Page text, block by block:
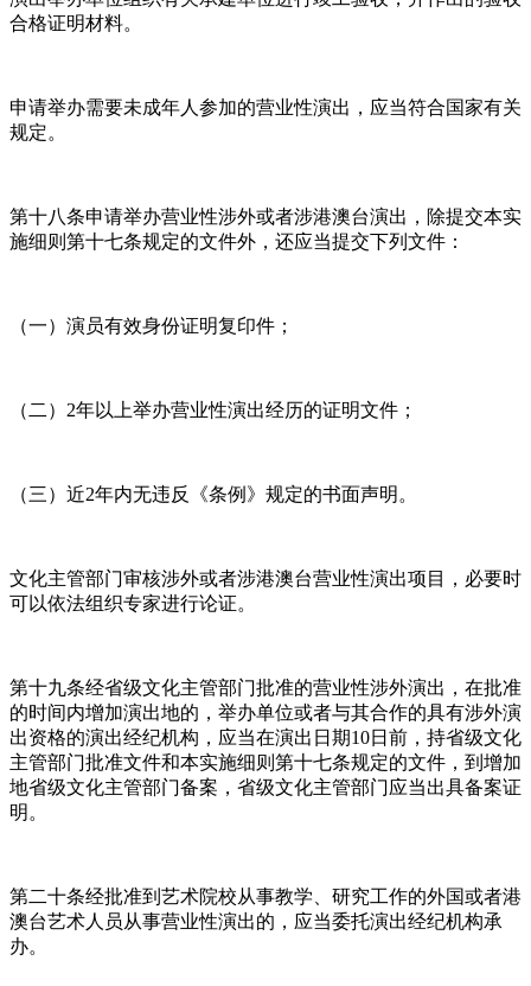
合格证明材料。
申请举办需要未成年人参加的营业性演出，应当符合国家有关
规定。
第十八条申请举办营业性涉外或者涉港澳台演出，除提交本实
施细则第十七条规定的文件外，还应当提交下列文件：
（一）演员有效身份证明复印件；
（二）2年以上举办营业性演出经历的证明文件；
（三）近2年内无违反《条例》规定的书面声明。
文化主管部门审核涉外或者涉港澳台营业性演出项目，必要时
可以依法组织专家进行论证。
第十九条经省级文化主管部门批准的营业性涉外演出，在批准
的时间内增加演出地的，举办单位或者与其合作的具有涉外演
出资格的演出经纪机构，应当在演出日期10日前，持省级文化
主管部门批准文件和本实施细则第十七条规定的文件，到增加
地省级文化主管部门备案，省级文化主管部门应当出具备案证
明。
第二十条经批准到艺术院校从事教学、研究工作的外国或者港
澳台艺术人员从事营业性演出的，应当委托演出经纪机构承
办。